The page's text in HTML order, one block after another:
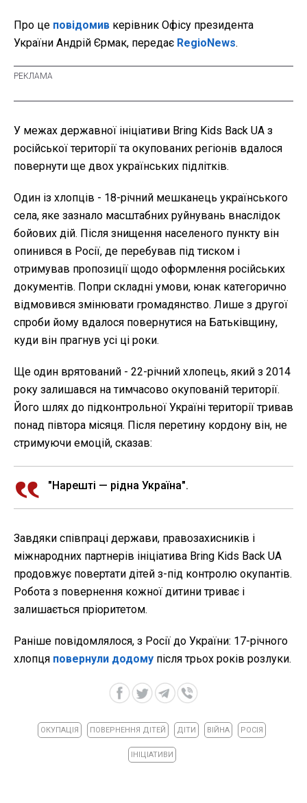
Про це повідомив керівник Офісу президента
України Андрій Єрмак, передає RegioNews.
У межах державної ініціативи Bring Kids Back UA з
російської території та окупованих регіонів вдалося
повернути ще двох українських підлітків.
Один із хлопців - 18-річний мешканець українського
села, яке зазнало масштабних руйнувань внаслідок
бойових дій. Після знищення населеного пункту він
опинився в Росії, де перебував під тиском і
отримував пропозиції щодо оформлення російських
документів. Попри складні умови, юнак категорично
відмовився змінювати громадянство. Лише з другої
спроби йому вдалося повернутися на Батьківщину,
куди він прагнув усі ці роки.
Ще один врятований - 22-річний хлопець, який з 2014
року залишався на тимчасово окупованій території.
Його шлях до підконтрольної Україні території тривав
понад півтора місяця. Після перетину кордону він, не
стримуючи емоцій, сказав:
"Нарешті — рідна Україна".
Завдяки співпраці держави, правозахисників і
міжнародних партнерів ініціатива Bring Kids Back UA
продовжує повертати дітей з-під контролю окупантів.
Робота з повернення кожної дитини триває і
залишається пріоритетом.
Раніше повідомлялося, з Росії до України: 17-річного
хлопця повернули додому після трьох років розлуки.
ОКУПАЦІЯ ПОВЕРНЕННЯ ДІТЕЙ ДІТИ ВІЙНА РОСІЯ
ІНІЦІАТИВИ